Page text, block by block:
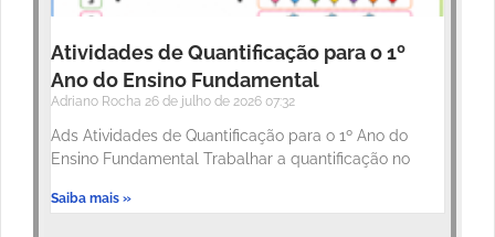
Atividades de Quantificação para o 1º
Ano do Ensino Fundamental
Adriano Rocha 26 de julho de 2026 07:32
Ads Atividades de Quantificação para o 1º Ano do
Ensino Fundamental Trabalhar a quantificação no
Saiba mais »